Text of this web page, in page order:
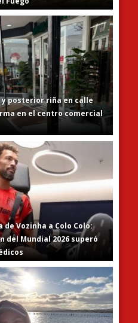
posterior riña en calle
en el centro comercial
Vozinha a Colo Colo:
del Mundial 2026 superó